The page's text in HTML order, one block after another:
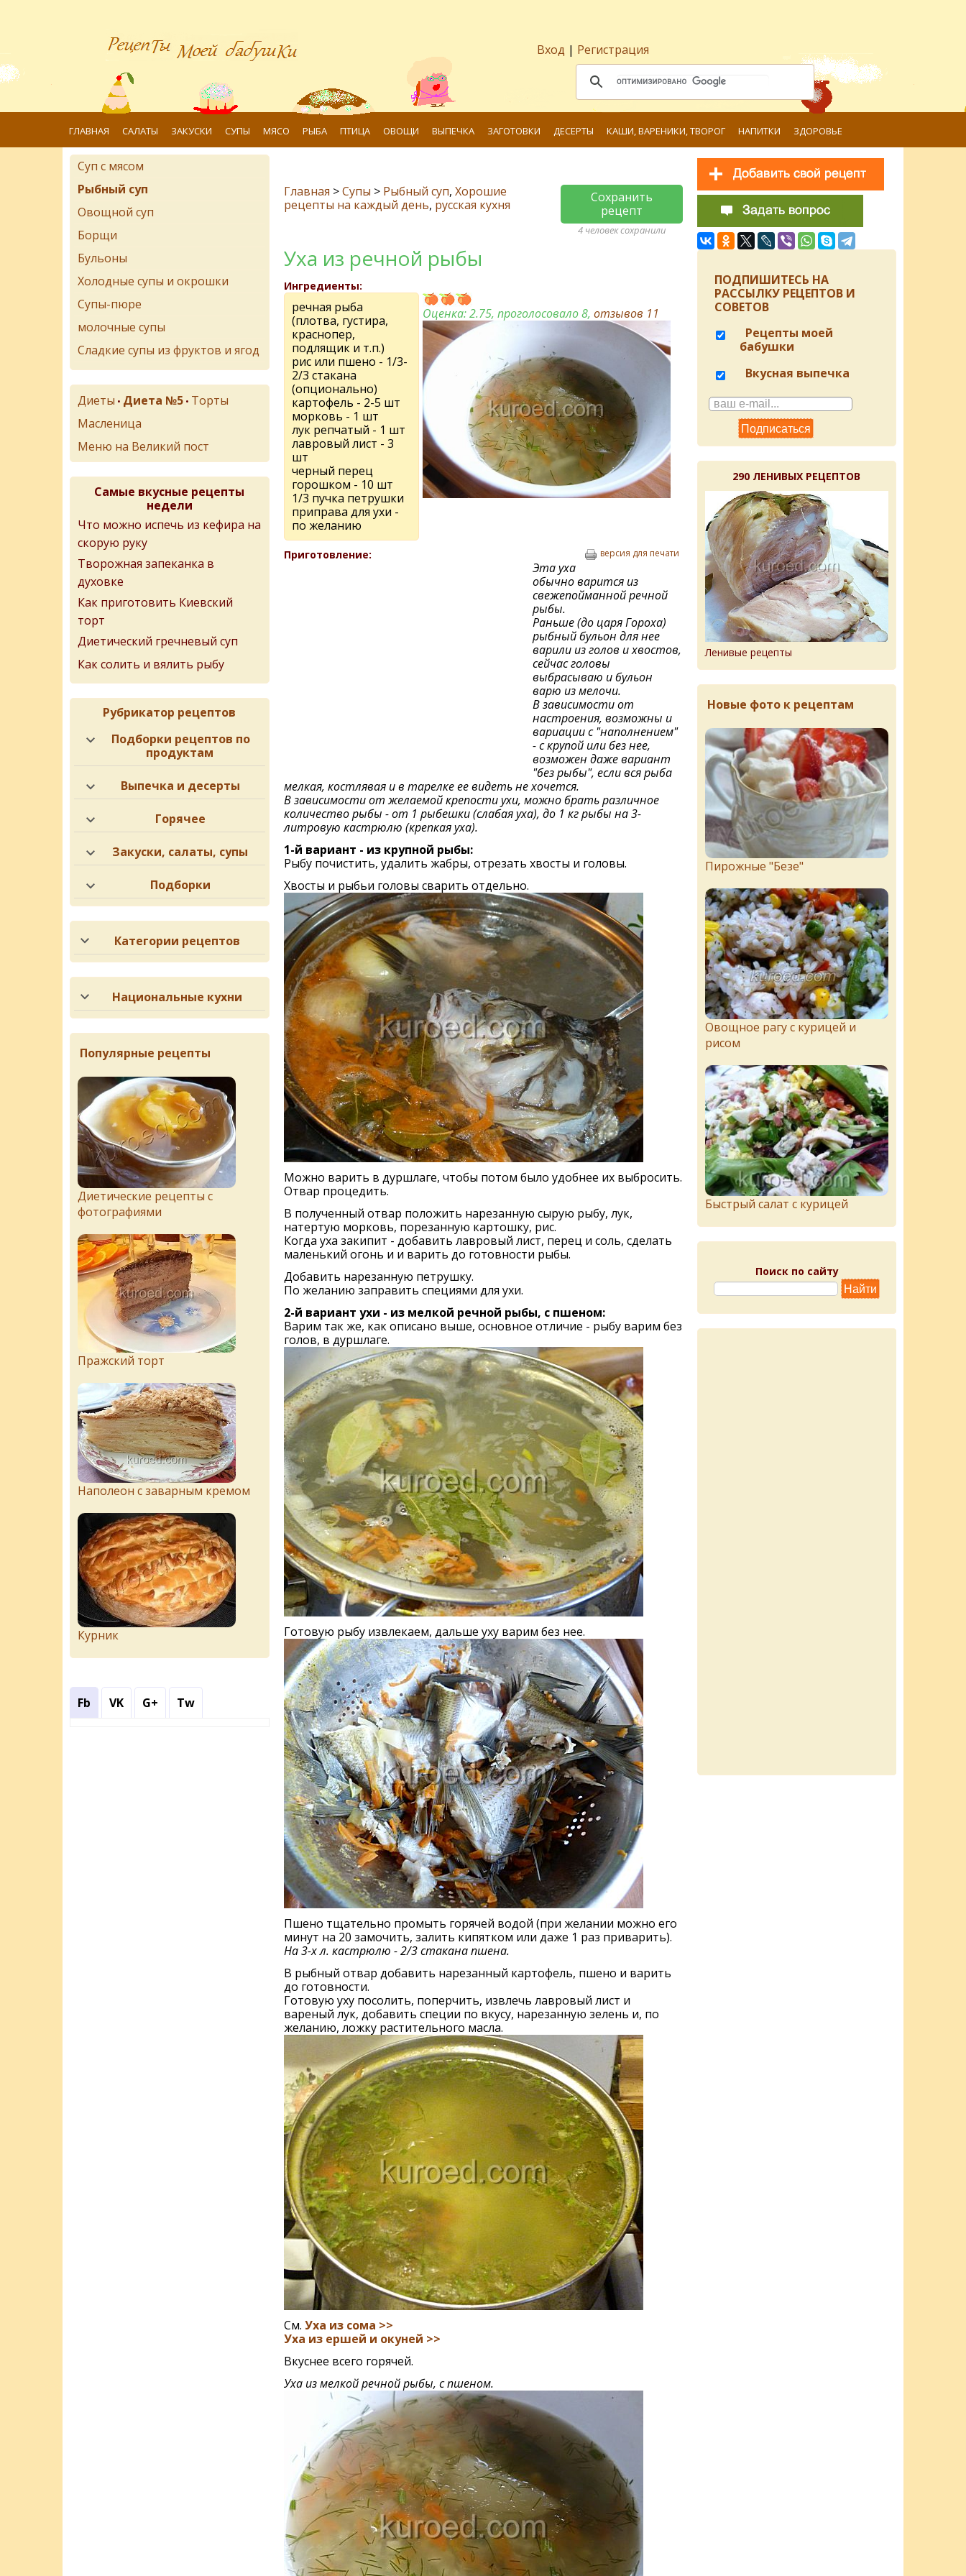
Вход | Регистрация
ГЛАВНАЯ САЛАТЫ ЗАКУСКИ СУПЫ МЯСО РЫБА ПТИЦА ОВОЩИ ВЫПЕЧКА ЗАГОТОВКИ ДЕСЕРТЫ КАШИ, ВАРЕНИКИ, ТВОРОГ НАПИТКИ ЗДОРОВЬЕ
Главная >Супы > Рыбный суп, Хорошие
рецепты на каждый день, русская кухня
Сохранить
рецепт
4 человек сохранили
Уха из речной рыбы
Ингредиенты:
речная рыба
(плотва, густира,
краснопер,
подлящик и т.п.)
рис или пшено - 1/3-
2/3 стакана
(опционально)
картофель - 2-5 шт
морковь - 1 шт
лук репчатый - 1 шт
лавровый лист - 3
шт
черный перец
горошком - 10 шт
1/3 пучка петрушки
приправа для ухи -
по желанию
Оценка:2.75, проголосовало 8,отзывов 11
Приготовление: версия для печати
Эта уха
обычно варится из
свежепойманной речной
рыбы.
Раньше (до царя Гороха)
рыбный бульон для нее
варили из голов и хвостов,
сейчас головы
выбрасываю и бульон
варю из мелочи.
В зависимости от
настроения, возможны и
вариации с "наполнением"
- с крупой или без нее,
возможен даже вариант
"без рыбы", если вся рыба
мелкая, костлявая и в тарелке ее видеть не хочется.
В зависимости от желаемой крепости ухи, можно брать различное
количество рыбы - от 1 рыбешки (слабая уха), до 1 кг рыбы на 3-
литровую кастрюлю (крепкая уха).
1-й вариант - из крупной рыбы:
Рыбу почистить, удалить жабры, отрезать хвосты и головы.
Хвосты и рыбьи головы сварить отдельно.
Можно варить в дуршлаге, чтобы потом было удобнее их выбросить.
Отвар процедить.
В полученный отвар положить нарезанную сырую рыбу, лук,
натертую морковь, порезанную картошку, рис.
Когда уха закипит - добавить лавровый лист, перец и соль, сделать
маленький огонь и и варить до готовности рыбы.
Добавить нарезанную петрушку.
По желанию заправить специями для ухи.
2-й вариант ухи - из мелкой речной рыбы, с пшеном:
Варим так же, как описано выше, основное отличие - рыбу варим без
голов, в дуршлаге.
Готовую рыбу извлекаем, дальше уху варим без нее.
Пшено тщательно промыть горячей водой (при желании можно его
минут на 20 замочить, залить кипятком или даже 1 раз приварить).
На 3-х л. кастрюлю - 2/3 стакана пшена.
В рыбный отвар добавить нарезанный картофель, пшено и варить
до готовности.
Готовую уху посолить, поперчить, извлечь лавровый лист и
вареный лук, добавить специи по вкусу, нарезанную зелень и, по
желанию, ложку растительного масла.
См. Уха из сома >>
Уха из ершей и окуней >>
Вкуснее всего горячей.
Уха из мелкой речной рыбы, с пшеном.
Суп с мясом
Рыбный суп
Овощной суп
Борщи
Бульоны
Холодные супы и окрошки
Супы-пюре
молочные супы
Сладкие супы из фруктов и ягод
Диеты • Диета №5 • Торты
Масленица
Меню на Великий пост
Самые вкусные рецепты
недели
Что можно испечь из кефира на
скорую руку
Творожная запеканка в
духовке
Как приготовить Киевский
торт
Диетический гречневый суп
Как солить и вялить рыбу
Рубрикатор рецептов
Подборки рецептов по
продуктам
Выпечка и десерты
Горячее
Закуски, салаты, супы
Подборки
Категории рецептов
Национальные кухни
Популярные рецепты
Диетические рецепты с
фотографиями
Пражский торт
Наполеон с заварным кремом
Курник
Fb VK G+ Tw
ПОДПИШИТЕСЬ НА
РАССЫЛКУ РЕЦЕПТОВ И
СОВЕТОВ
Рецепты моей
бабушки
Вкусная выпечка
290 ЛЕНИВЫХ РЕЦЕПТОВ
Ленивые рецепты
Новые фото к рецептам
Пирожныe "Бeзe"
Овощное рагу с курицей и
рисом
Быстрый салат с курицей
Поиск по сайту